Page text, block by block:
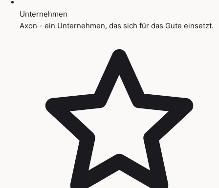
Unternehmen
Axon - ein Unternehmen, das sich für das Gute einsetzt.